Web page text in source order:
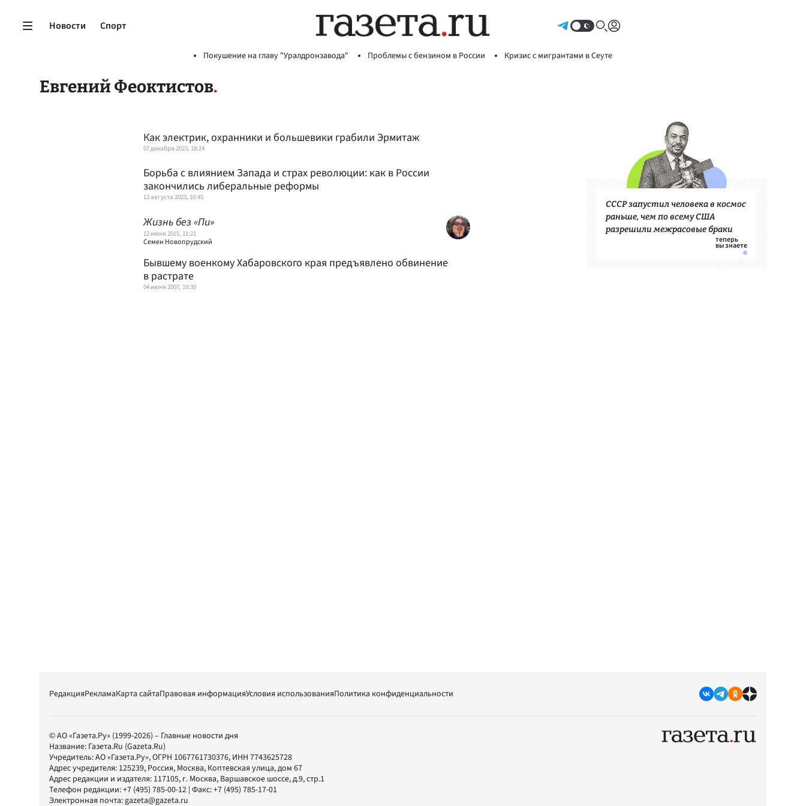
Новости Спорт
Покушение на главу "Уралдронзавода" Проблемы с бензином в России Кризис с мигрантами в Сеуте
Евгений Феоктистов
Как электрик, охранники и большевики грабили Эрмитаж
07 декабря 2023, 18:24
Борьба с влиянием Запада и страх революции: как в России
закончились либеральные реформы
13 августа 2023, 10:45
Жизнь без «Пи»
12 июня 2015, 11:21
Семен Новопрудский
Бывшему военкому Хабаровского края предъявлено обвинение
в растрате
04 июня 2007, 10:30
СССР запустил человека в космос
раньше, чем по всему США
разрешили межрасовые браки
РедакцияРекламаКарта сайтаПравовая информацияУсловия использованияПолитика конфиденциальности
© АО «Газета.Ру» (1999-2026) – Главные новости дня
Название: Газета.Ru (Gazeta.Ru)
Учредитель:АО «Газета.Ру», ОГРН 1067761730376, ИНН 7743625728
Адрес учредителя: 125239, Россия, Москва, Коптевская улица, дом 67
Адрес редакции и издателя: 117105, г. Москва, Варшавское шоссе, д.9, стр.1
Телефон редакции:+7 (495) 785-00-12 | Факс:+7 (495) 785-17-01
Электронная почта:gazeta@gazeta.ru